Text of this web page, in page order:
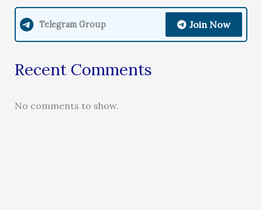
Telegram Group Join Now
Recent Comments
No comments to show.